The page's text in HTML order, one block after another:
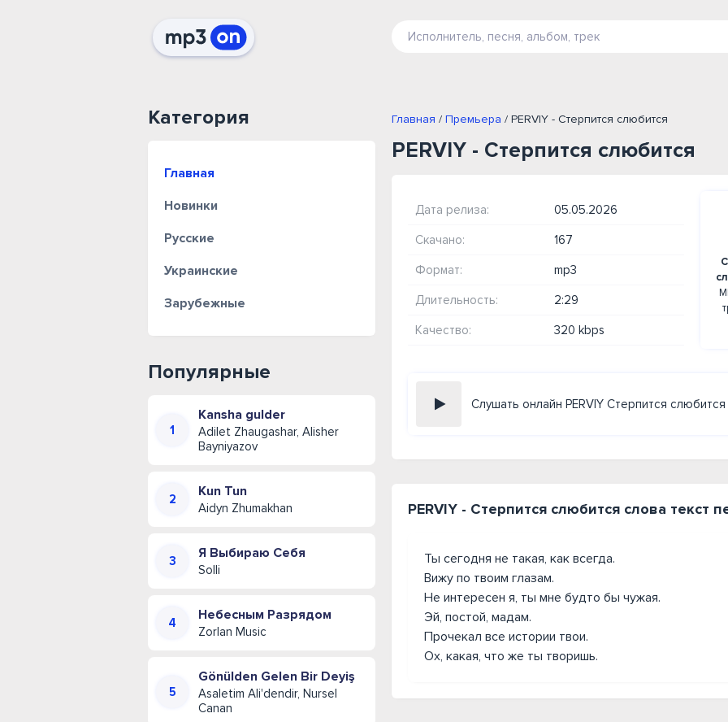
Категория
Главная
Новинки
Русские
Украинские
Зарубежные
Популярные
Kansha gulder
Adilet Zhaugashar, Alisher
Bayniyazov
Kun Tun
Aidyn Zhumakhan
Я Выбираю Себя
Solli
Небесным Разрядом
Zorlan Music
Gönülden Gelen Bir Deyiş
Asaletim Ali'dendir, Nursel
Canan
Главная / Премьера / PERVIY - Стерпится слюбится
PERVIY - Стерпится слюбится
Дата релиза: 05.05.2026
Скачано: 167
Формат: mp3
Длительность: 2:29
Качество: 320 kbps
Слушать онлайн PERVIY Стерпится слюбится
PERVIY - Стерпится слюбится слова текст
Ты сегодня не такая, как всегда.
Вижу по твоим глазам.
Не интересен я, ты мне будто бы чужая.
Эй, постой, мадам.
Прочекал все истории твои.
Ох, какая, что же ты творишь.